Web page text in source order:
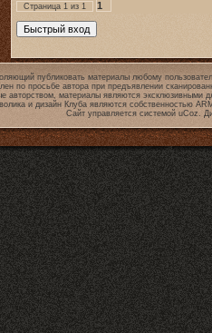
Страница 1 из 1 1
публиковать материалы любому
по просьбе автора при предъявлении
авторством, материалы являются эксклюзивными
и дизайн Клуба являются собственностью
Сайт управляется системой uCoz.